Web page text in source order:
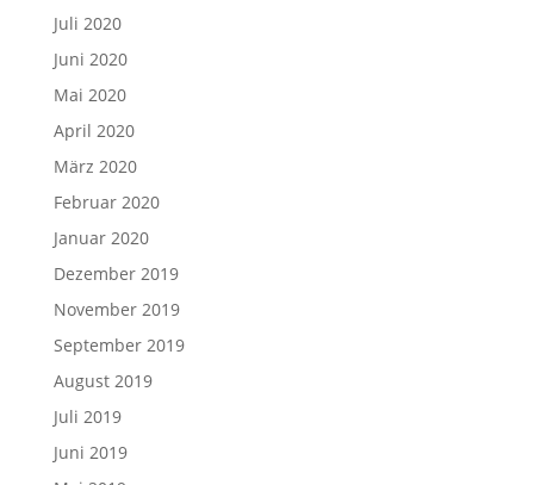
Juli 2020
Juni 2020
Mai 2020
April 2020
März 2020
Februar 2020
Januar 2020
Dezember 2019
November 2019
September 2019
August 2019
Juli 2019
Juni 2019